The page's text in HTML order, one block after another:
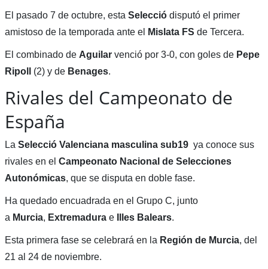
El pasado 7 de octubre, esta Selecciódisputó el primer
amistoso de la temporada ante el
Mislata FS de Tercera.
El combinado de Aguilarvenció por 3-0, con goles de Pepe
Ripoll
(2) y de Benages.
Rivales del Campeonato de
España
La Selecció Valenciana masculina sub19ya conoce sus
rivales en el Campeonato Nacional de Selecciones
Autonómicas, que se disputa en doble fase.
Ha quedado encuadrada en el Grupo C, junto
a Murcia, Extremadurae Illes Balears.
Esta primera fase se celebrará en la Región de Murcia, del
21 al 24 de noviembre.